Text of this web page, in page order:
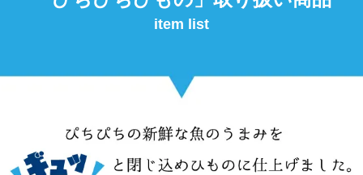
item list